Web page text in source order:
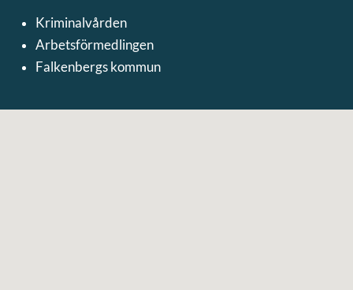
Kriminalvården
Arbetsförmedlingen
Falkenbergs kommun